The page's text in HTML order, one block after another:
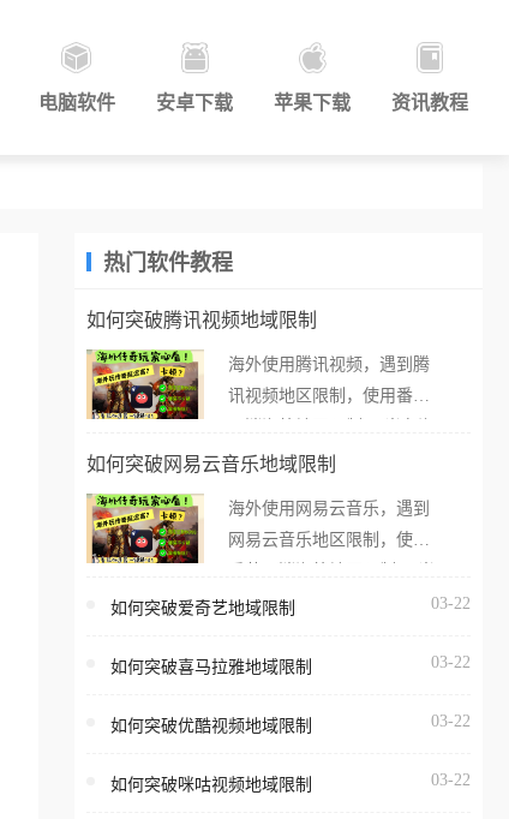
电脑软件 安卓下载 苹果下载 资讯教程
热门软件教程
如何突破腾讯视频地域限制
海外使用腾讯视频，遇到腾
讯视频地区限制，使用番茄
外打开腾讯视频，却突然弹
地区无法播放”的提示语。
海外用户如香港、澳门、台
亚、欧洲等国家和地区时，
台一样，出现地区及版权限
地区播放。 遇到这个问题的
如何突破网易云音乐地域限制
海外使用网易云音乐，遇到
网易云音乐地区限制，使用
在海外打开网易云音乐，却
所在的地区无法播放”的提示
门、台湾、美国、加拿大、
区时，网易云音乐也会像其
如何突破爱奇艺地域限制 03-22
如何突破喜马拉雅地域限制 03-22
如何突破优酷视频地域限制 03-22
如何突破咪咕视频地域限制 03-22